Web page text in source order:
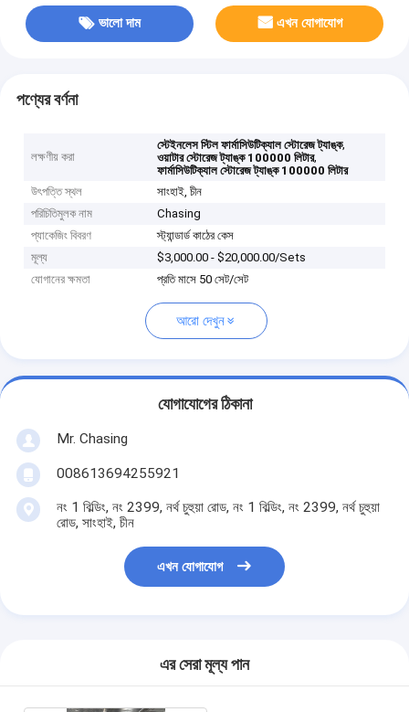
ভালো দাম এখন যোগাযোগ
পণ্যের বর্ণনা
লক্ষণীয় করা
স্টেইনলেস স্টিল ফার্মাসিউটিক্যাল স্টোরেজ ট্যাঙ্ক,
ওয়াটার স্টোরেজ ট্যাঙ্ক 100000 লিটার,
ফার্মাসিউটিক্যাল স্টোরেজ ট্যাঙ্ক 100000 লিটার
উৎপত্তি স্থল
সাংহাই, চীন
পরিচিতিমুলক নাম
Chasing
প্যাকেজিং বিবরণ
স্ট্যান্ডার্ড কাঠের কেস
মূল্য
$3,000.00 - $20,000.00/Sets
যোগানের ক্ষমতা
প্রতি মাসে 50 সেট/সেট
আরো দেখুন
যোগাযোগের ঠিকানা
Mr. Chasing
008613694255921
নং 1 বিল্ডিং, নং 2399, নর্থ চুহুয়া রোড, নং 1 বিল্ডিং, নং 2399, নর্থ চুহুয়া
রোড, সাংহাই, চীন
এখন যোগাযোগ
এর সেরা মূল্য পান